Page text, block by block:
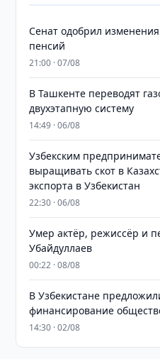
Сенат одобрил
пенсий
21:00 · 07/08
В Ташкенте переводят
двухэтапную систему
14:49 · 06/08
Узбекским
выращивать скот в
экспорта в Узбекистан
22:30 · 06/08
Умер актёр, режиссёр и
Убайдуллаев
00:22 · 08/08
В Узбекистане
финансирование
14:30 · 02/08